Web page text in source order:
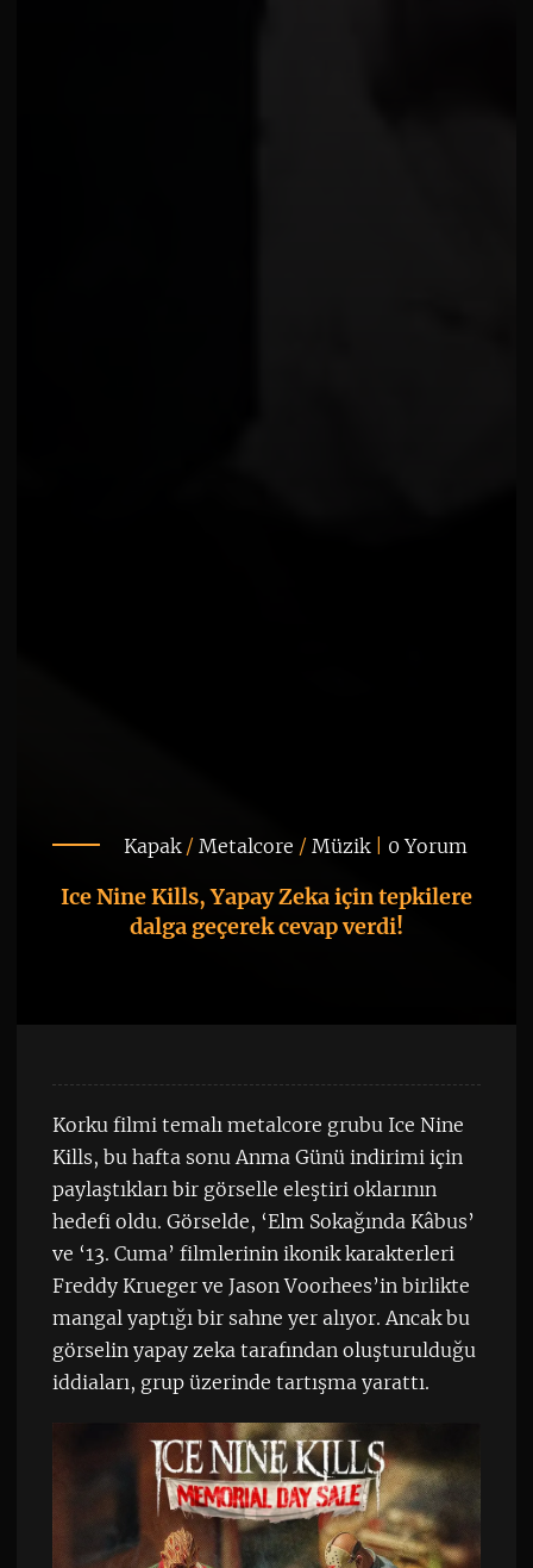
Kapak/ Metalcore / Müzik| 0 Yorum
Ice Nine Kills, Yapay Zeka için tepkilere
dalga geçerek cevap verdi!
Korku filmi temalı metalcore grubu Ice Nine
Kills, bu hafta sonu Anma Günü indirimi için
paylaştıkları bir görselle eleştiri oklarının
hedefi oldu. Görselde, ‘Elm Sokağında Kâbus’
ve ‘13. Cuma’ filmlerinin ikonik karakterleri
Freddy Krueger ve Jason Voorhees’in birlikte
mangal yaptığı bir sahne yer alıyor. Ancak bu
görselin yapay zeka tarafından oluşturulduğu
iddiaları, grup üzerinde tartışma yarattı.